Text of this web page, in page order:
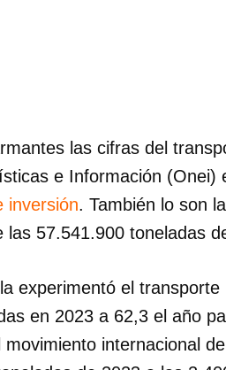
las cifras del
e Información
inversión. También lo son
57.541.900 toneladas
experimentó el
en 2023 a 62,3 el año
internacional